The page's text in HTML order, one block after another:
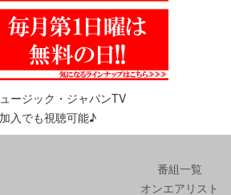
ージック・ジャパンTV
入でも視聴可能♪
番組一覧
オンエアリスト